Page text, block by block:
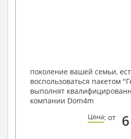
поколение вашей семьи,
воспользоваться пакетом
выполнят
компании Dom4m
Цена: от